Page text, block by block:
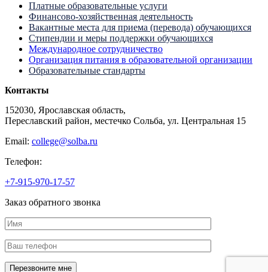
Платные образовательные услуги
Финансово-хозяйственная деятельность
Вакантные места для приема (перевода) обучающихся
Стипендии и меры поддержки обучающихся
Международное сотрудничество
Организация питания в образовательной организации
Образовательные стандарты
Контакты
152030, Ярославская область,
Переславский район, местечко Сольба, ул. Центральная 15
Email: college@solba.ru
Телефон:
+7-915-970-17-57
Заказ обратного звонка